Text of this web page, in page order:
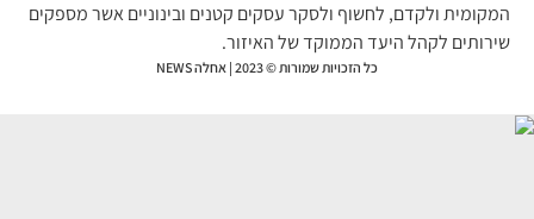
ולקדם, לחשוף ולסקר עסקים קטנים ובינוניים אשר מספקים
לקהל היעד הממוקד של האיזור.
כל הזכויות שמורות © 2023 | אחלה NEWS